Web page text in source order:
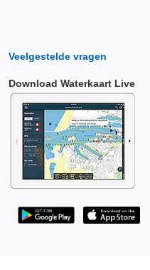
Veelgestelde vragen
Download Waterkaart Live